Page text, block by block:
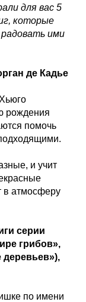
для вас 5
которые
ими
де Кадье
рождения
помочь
и учит
в атмосферу
серии
грибов»,
по имени